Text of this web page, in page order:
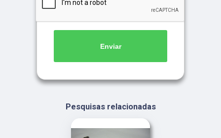
Enviar
Pesquisas relacionadas